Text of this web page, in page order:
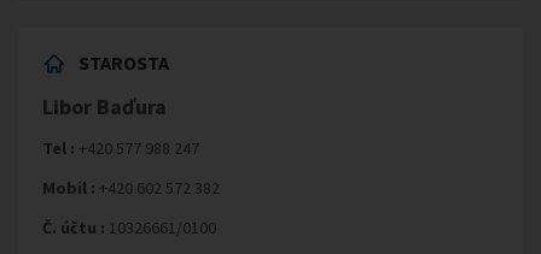
STAROSTA
Libor Baďura
Tel : +420 577 988 247
Mobil : +420 602 572 382
Č. účtu : 10326661/0100